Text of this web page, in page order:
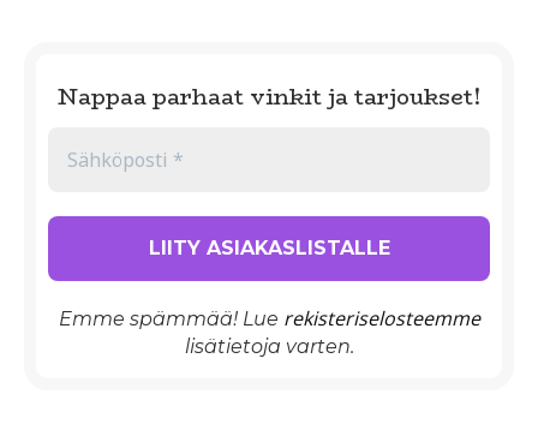
Nappaa parhaat vinkit ja tarjoukset!
Emme spämmää! Lue rekisteriselosteemme
lisätietoja varten.